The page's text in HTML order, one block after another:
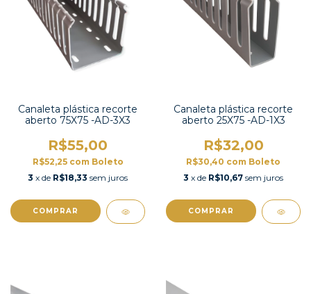
Canaleta plástica recorte
aberto 75X75 -AD-3X3
R$55,00
R$52,25 com Boleto
3 x de R$18,33 sem juros
COMPRAR
Canaleta plástica recorte
aberto 25X75 -AD-1X3
R$32,00
R$30,40 com Boleto
3 x de R$10,67 sem juros
COMPRAR